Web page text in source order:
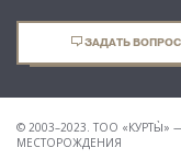
ЗАДАТЬ ВОПРОС
© 2003–2023. ТОО
МЕСТОРОЖДЕНИЯ